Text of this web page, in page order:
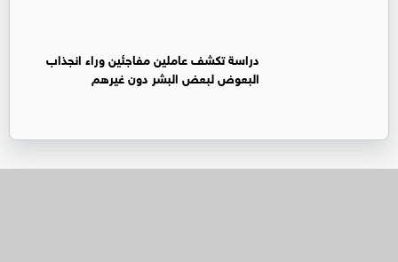
دراسة تكشف عاملين مفاجئين وراء انجذاب
البعوض لبعض البشر دون غيرهم